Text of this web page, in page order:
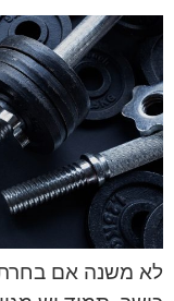
לא משנה אם